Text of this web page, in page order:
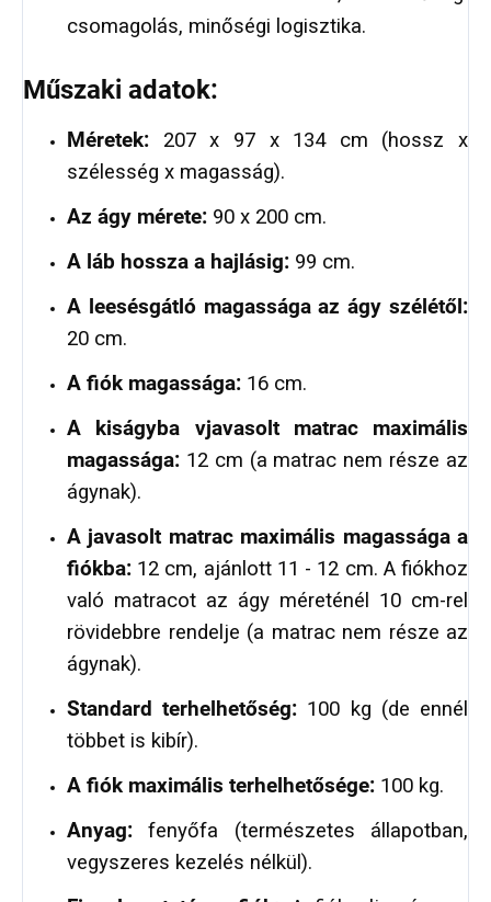
csomagolás, minőségi logisztika.
Műszaki adatok:
Méretek: 207 x 97 x 134 cm (hossz x
szélesség x magasság).
Az ágy mérete: 90 x 200 cm.
A láb hossza a hajlásig: 99 cm.
A leesésgátló magassága az ágy szélétől:
20 cm.
A fiók magassága: 16 cm.
A kiságyba vjavasolt matrac maximális
magassága: 12 cm (a matrac nem része az
ágynak).
A javasolt matrac maximális magassága a
fiókba: 12 cm, ajánlott 11 - 12 cm. A fiókhoz
való matracot az ágy méreténél 10 cm-rel
rövidebbre rendelje (a matrac nem része az
ágynak).
Standard terhelhetőség: 100 kg (de ennél
többet is kibír).
A fiók maximális terhelhetősége: 100 kg.
Anyag: fenyőfa (természetes állapotban,
vegyszeres kezelés nélkül).